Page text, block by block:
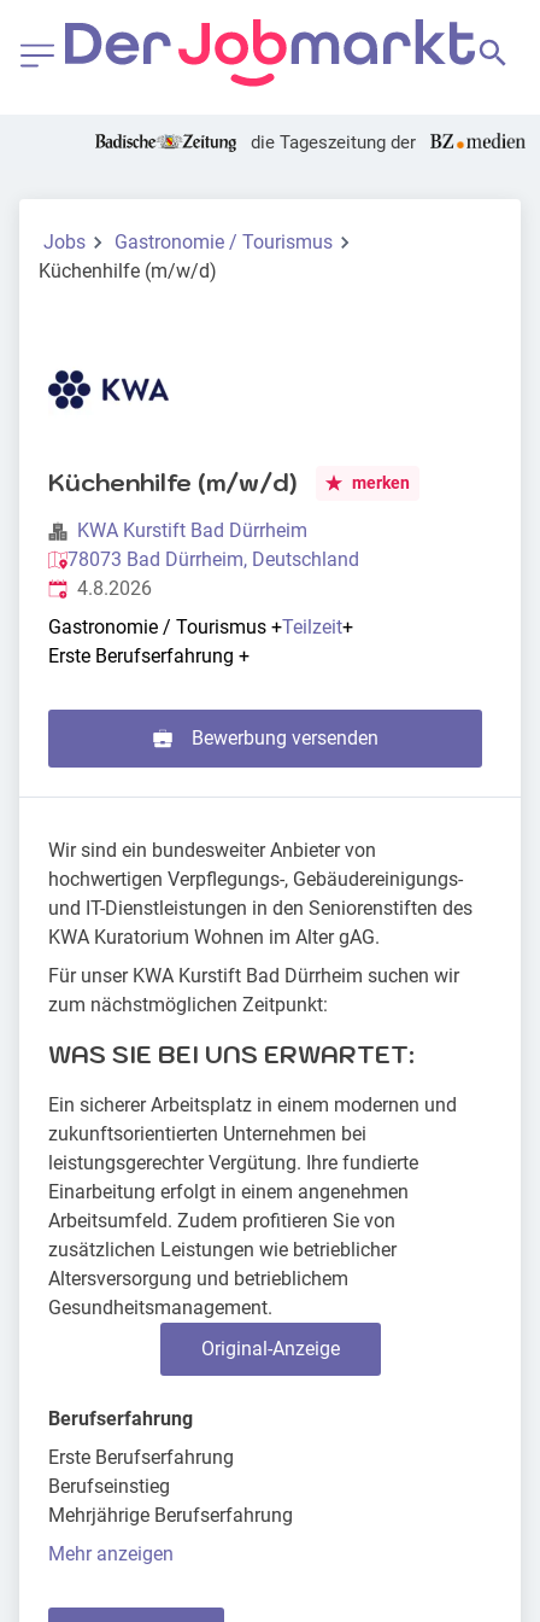
die Tageszeitung der
Jobs
Gastronomie / Tourismus
Küchenhilfe (m/w/d)
Küchenhilfe (m/w/d) merken
KWA Kurstift Bad Dürrheim
78073 Bad Dürrheim, Deutschland
Veröffentlicht
4.8.2026
Gastronomie / Tourismus +Teilzeit+
Erste Berufserfahrung +
Bewerbung versenden
Wir sind ein bundesweiter Anbieter von
hochwertigen Verpflegungs-, Gebäudereinigungs-
und IT-Dienstleistungen in den Seniorenstiften des
KWA Kuratorium Wohnen im Alter gAG.
Für unser KWA Kurstift Bad Dürrheim suchen wir
zum nächstmöglichen Zeitpunkt:
WAS SIE BEI UNS ERWARTET:
Ein sicherer Arbeitsplatz in einem modernen und
zukunftsorientierten Unternehmen bei
leistungsgerechter Vergütung. Ihre fundierte
Einarbeitung erfolgt in einem angenehmen
Arbeitsumfeld. Zudem profitieren Sie von
zusätzlichen Leistungen wie betrieblicher
Altersversorgung und betrieblichem
Gesundheitsmanagement.
Original-Anzeige
Berufserfahrung
Erste Berufserfahrung
Berufseinstieg
Mehrjährige Berufserfahrung
Mehr anzeigen